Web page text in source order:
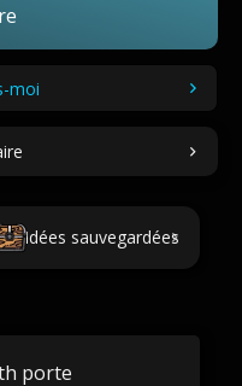
moi
Idées sauvegardées
porte